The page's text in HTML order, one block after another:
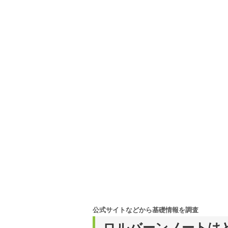
公式サイトなどから基礎情報を調査